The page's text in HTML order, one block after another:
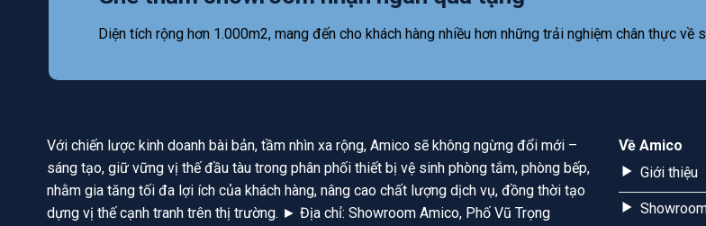
Diện tích rộng hơn 1.000m2, mang đến cho khách hàng nhiều hơn những trải nghiệm chân thực về
Với chiến lược kinh doanh bài bản, tầm nhìn xa rộng, Amico sẽ không ngừng đổi mới –
sáng tạo, giữ vững vị thế đầu tàu trong phân phối thiết bị vệ sinh phòng tắm, phòng bếp,
nhằm gia tăng tối đa lợi ích của khách hàng, nâng cao chất lượng dịch vụ, đồng thời tạo
dựng vị thế cạnh tranh trên thị trường. ► Địa chỉ: Showroom Amico, Phố Vũ Trọng
Về Amico
Giới thiệu